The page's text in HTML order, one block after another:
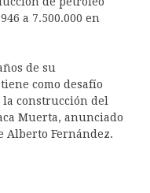
a 7.500.000 en
de su
como desafío
construcción del
Muerta, anunciado
Fernández.